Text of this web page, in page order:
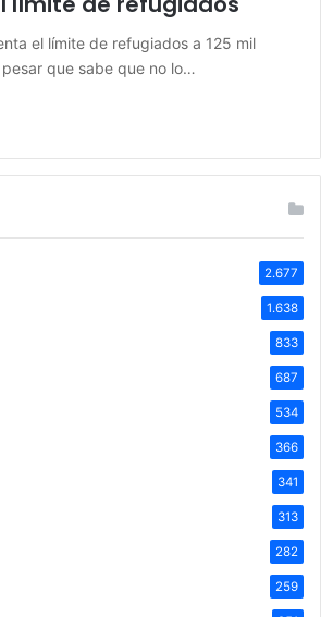
el límite de refugiados a 125 mil
que sabe que no lo…
2.677
1.638
833
687
534
366
341
313
282
259